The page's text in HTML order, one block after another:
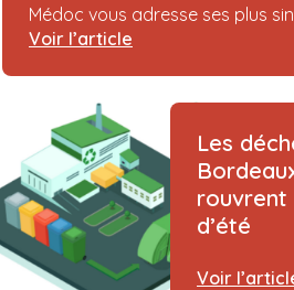
Médoc vous adresse ses plus
Voir l’article
Les
rouvrent
d’été
Voir